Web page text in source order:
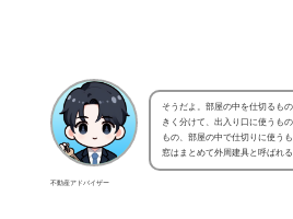
不動産アドバイザー
そうだよ。部屋の中を仕切るも
きく分けて、出入り口に使うも
もの、部屋の中で仕切りに使う
窓はまとめて外周建具と呼ばれる